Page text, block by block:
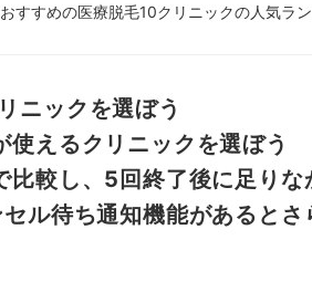
すすめの医療脱毛10クリニックの人気ラ
ニックを選ぼう
使えるクリニックを選ぼう
比較し、5回終了後に足りな
ル待ち通知機能があるとさ